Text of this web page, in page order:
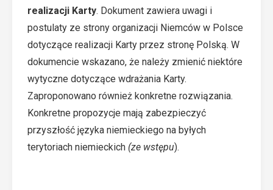
realizacji Karty. Dokument zawiera uwagi i
postulaty ze strony organizacji Niemców w Polsce
dotyczące realizacji Karty przez stronę Polską. W
dokumencie wskazano, że należy zmienić niektóre
wytyczne dotyczące wdrażania Karty.
Zaproponowano również konkretne rozwiązania.
Konkretne propozycje mają zabezpieczyć
przyszłość języka niemieckiego na byłych
terytoriach niemieckich (ze wstępu).